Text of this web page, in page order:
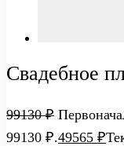
Свадебное
99130₽
99130 ₽.49565 ₽